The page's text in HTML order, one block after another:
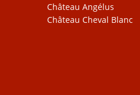
Château Angélus
Château Cheval Blanc